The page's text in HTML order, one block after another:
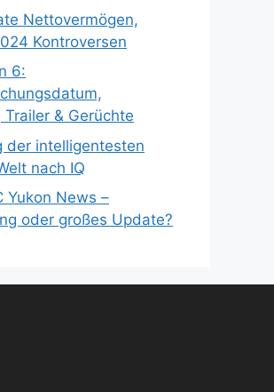
Nettovermögen,
Kontroversen
6:
Trailer & Gerüchte
der intelligentesten
nach IQ
Yukon News –
oder großes Update?